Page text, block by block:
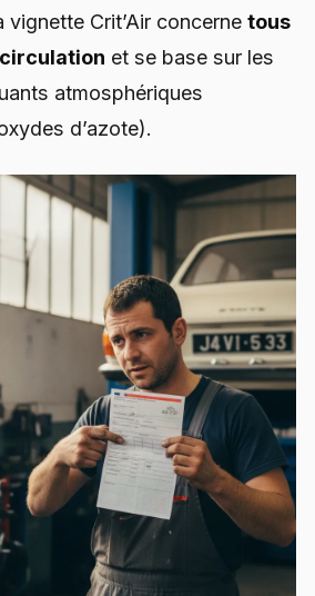
vignette Crit’Air concerne tous
et se base sur les
atmosphériques
d’azote).